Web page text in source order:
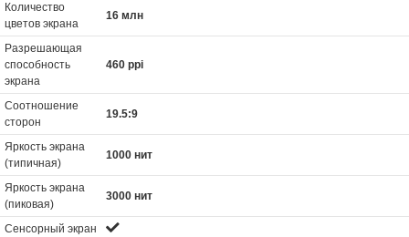
Количество
цветов экрана
16 млн
Разрешающая
способность
экрана
460 ppi
Соотношение
сторон
19.5:9
Яркость экрана
(типичная)
1000 нит
Яркость экрана
(пиковая)
3000 нит
Сенсорный экран